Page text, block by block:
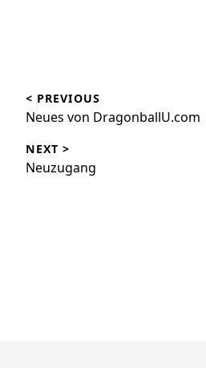
< PREVIOUS
Neues von DragonballU.com
NEXT >
Neuzugang